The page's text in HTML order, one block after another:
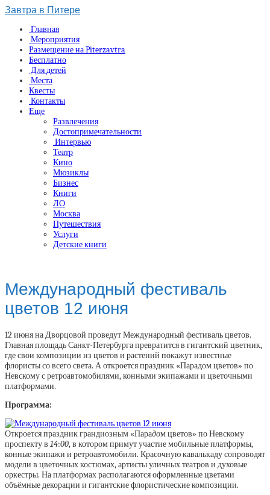
Завтра в Питере
Главная
Мероприятия
Размещение на Piterzavtra
Бесплатно
Для детей
Места
Квесты
Контакты
Еще
Развлечения
Достопримечательности
Интервью
Театр
Кино
Мюзиклы
Бизнес
Книги
ЛО
Москва
Путешествия
Услуги
Детские книги
Международный фестиваль
цветов 12 июня
12 июня на Дворцовой проведут Международный фестиваль цветов.
Главная площадь Санкт-Петербурга превратится в гигантский цветник,
где свои композиции из цветов и растений покажут известные
флористы со всего света. А откроется праздник «Парадом цветов» по
Невскому с ретроавтомобилями, конными экипажами и цветочными
платформами.
Программа:
Откроется праздник грандиозным «Парадом цветов» по Невскому
проспекту в 14:00, в котором примут участие мобильные платформы,
конные экипажи и ретроавтомобили. Красочную кавалькаду сопроводят
модели в цветочных костюмах, артисты уличных театров и духовые
оркестры. На платформах располагаются оформленные цветами
объёмные декорации и гигантские флористические композиции.